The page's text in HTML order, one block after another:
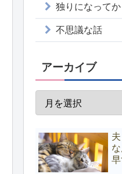
独りになって
不思議な話
アーカイブ